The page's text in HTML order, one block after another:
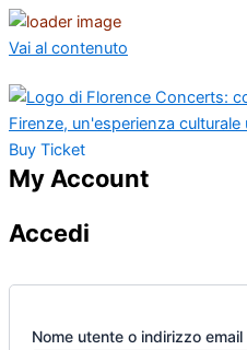
Vai al contenuto
Buy Ticket
My Account
Accedi
Nome utente o indirizzo email